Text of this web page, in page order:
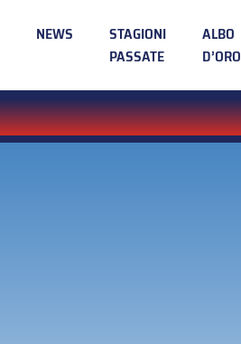
NEWS
STAGIONI
PASSATE
ALBO
D’ORO